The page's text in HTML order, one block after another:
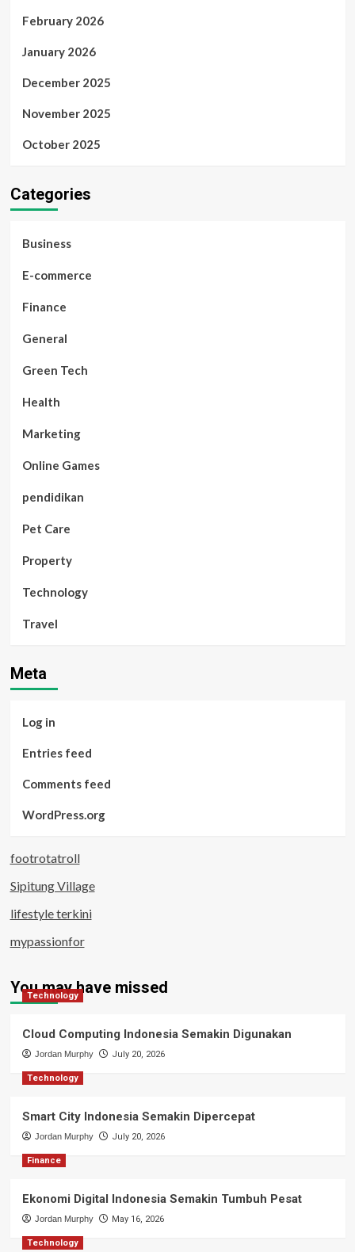
February 2026
January 2026
December 2025
November 2025
October 2025
Categories
Business
E-commerce
Finance
General
Green Tech
Health
Marketing
Online Games
pendidikan
Pet Care
Property
Technology
Travel
Meta
Log in
Entries feed
Comments feed
WordPress.org
footrotatroll
Sipitung Village
lifestyle terkini
mypassionfor
You may have missed
Technology
Cloud Computing Indonesia Semakin Digunakan
Jordan Murphy July 20, 2026
Technology
Smart City Indonesia Semakin Dipercepat
Jordan Murphy July 20, 2026
Finance
Ekonomi Digital Indonesia Semakin Tumbuh Pesat
Jordan Murphy May 16, 2026
Technology